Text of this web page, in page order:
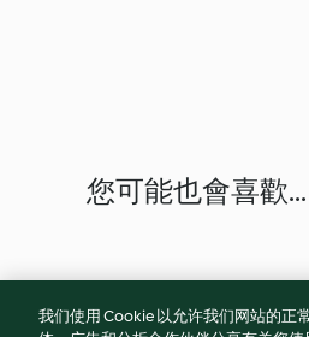
您可能也會喜歡...
我们使用 Cookie 以允许我们网站的正